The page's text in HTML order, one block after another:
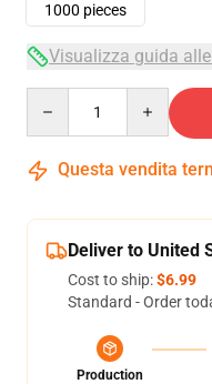
1000 pieces
Visualizza guida
Questa vendita
Deliver to United
Cost to ship:$6.99
Standard - Order
Production